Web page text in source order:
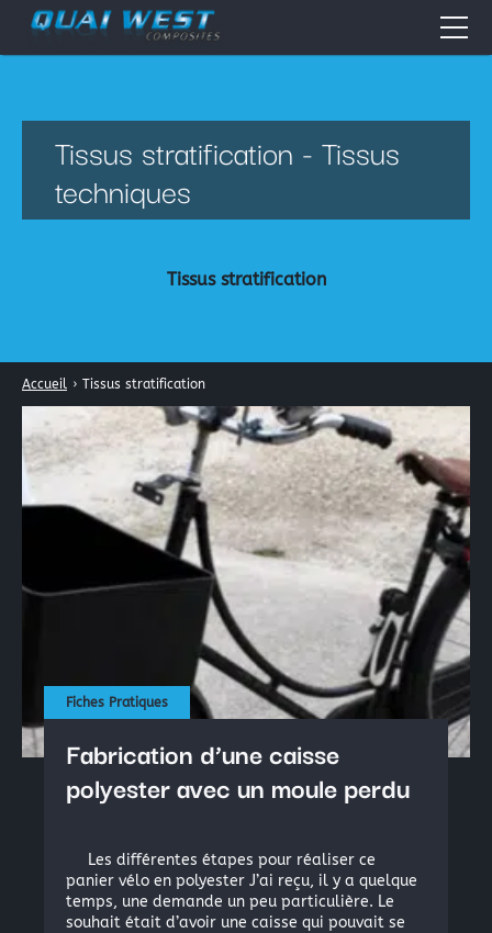
Tissus stratification - Tissus
techniques
Tissus stratification
Accueil › Tissus stratification
Fiches Pratiques
Fabrication d’une caisse
polyester avec un moule perdu
Les différentes étapes pour réaliser ce
panier vélo en polyester J’ai reçu, il y a quelque
temps, une demande un peu particulière. Le
souhait était d’avoir une caisse qui pouvait se
Quai West
Résines polyester
Tissus pour la stratification: les fibres composites
Périphérique de vide
La peinture automobile
La peinture industrielle
La peinture nautique
La peinture en bombe
Résine Polyester ou résine Polyuréthane pour la
Acryliques et Plâtres
Le moulage résine
Les colles instantanées
Les colles souples
Boutique en ligne
Forum
Contact
Galerie Photos